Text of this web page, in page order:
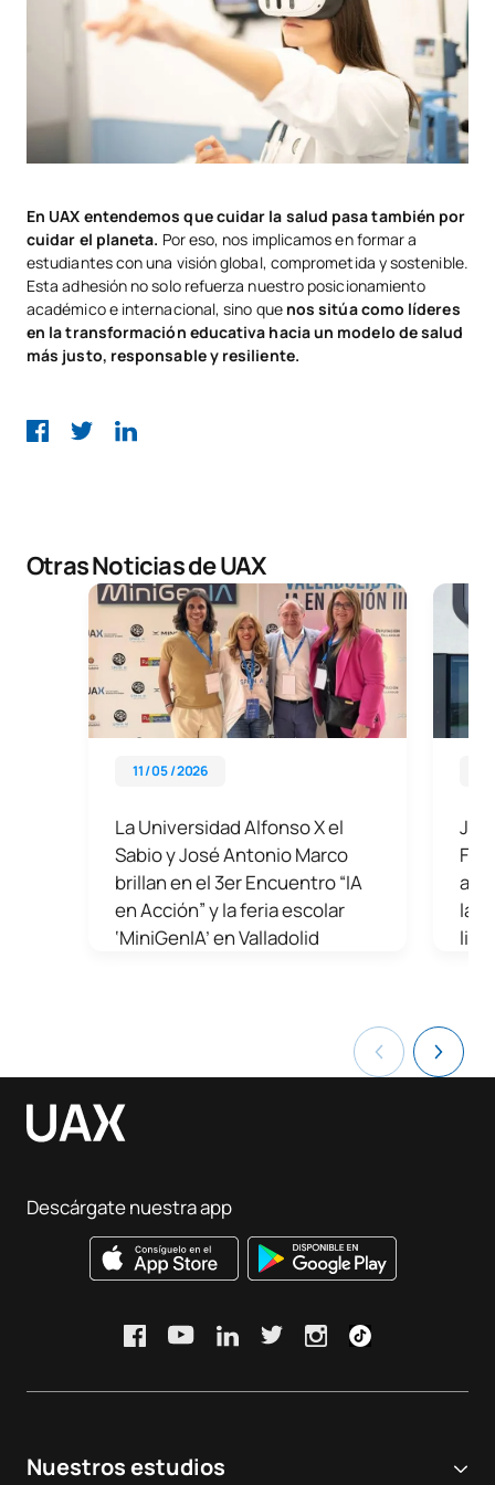
En UAX entendemos que cuidar la salud pasa también por
cuidar el planeta. Por eso, nos implicamos en formar a
estudiantes con una visión global, comprometida y sostenible.
Esta adhesión no solo refuerza nuestro posicionamiento
académico e internacional, sino que nos sitúa como líderes
en la transformación educativa hacia un modelo de salud
más justo, responsable y resiliente.
Otras Noticias de UAX
11 / 05 / 2026
La Universidad Alfonso X el
Sabio y José Antonio Marco
brillan en el 3er Encuentro “IA
en Acción” y la feria escolar
‘MiniGenIA’ en Valladolid
la
Nuestros estudios
Descárgate nuestra app